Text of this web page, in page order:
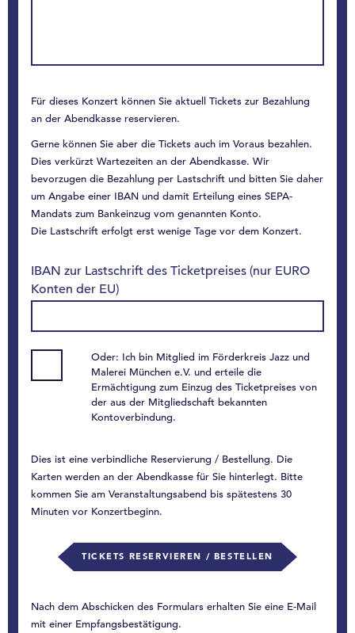
Für dieses Konzert können Sie aktuell Tickets zur Bezahlung
an der Abendkasse reservieren.
Gerne können Sie aber die Tickets auch im Voraus bezahlen.
Dies verkürzt Wartezeiten an der Abendkasse. Wir
bevorzugen die Bezahlung per Lastschrift und bitten Sie daher
um Angabe einer IBAN und damit Erteilung eines SEPA-
Mandats zum Bankeinzug vom genannten Konto.
Die Lastschrift erfolgt erst wenige Tage vor dem Konzert.
IBAN zur Lastschrift des Ticketpreises (nur EURO
Konten der EU)
Oder: Ich bin Mitglied im Förderkreis Jazz und
Malerei München e.V. und erteile die
Ermächtigung zum Einzug des Ticketpreises von
der aus der Mitgliedschaft bekannten
Kontoverbindung.
Dies ist eine verbindliche Reservierung / Bestellung. Die
Karten werden an der Abendkasse für Sie hinterlegt. Bitte
kommen Sie am Veranstaltungsabend bis spätestens 30
Minuten vor Konzertbeginn.
TICKETS RESERVIEREN / BESTELLEN
Nach dem Abschicken des Formulars erhalten Sie eine E-Mail
mit einer Empfangsbestätigung.